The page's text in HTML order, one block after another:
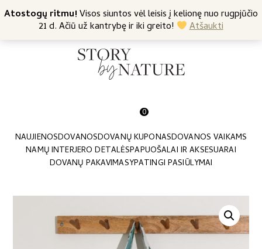
Atostogų ritmu!Visos siuntos vėl leisis į kelionę nuo rugpjūčio
21 d. Ačiū už kantrybę ir iki greito!
Atšaukti
Nemokamas siuntimas nuo 45 Eur +370 682 57369
0
NAUJIENOSDOVANOSDOVANŲ KUPONASDOVANOS VAIKAMS
NAMŲ INTERJERO DETALĖSPAPUOŠALAI IR AKSESUARAI
DOVANŲ PAKAVIMASYPATINGI PASIŪLYMAI